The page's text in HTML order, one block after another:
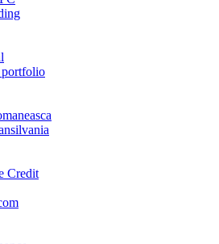
portfolio
Credit